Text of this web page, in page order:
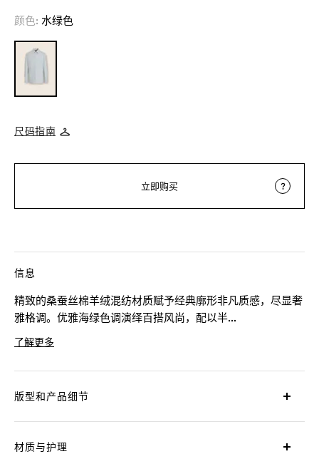
颜色 水绿色
尺码指南
立即购买
信息
精致的桑蚕丝棉羊绒混纺材质赋予经典廓形非凡质感，尽显奢
雅格调。优雅海绿色调演绎百搭风尚，配以半...
了解更多
版型和产品细节
材质与护理